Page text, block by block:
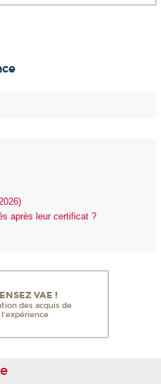
après leur certificat ?
VAE !
des acquis de
l'expérience